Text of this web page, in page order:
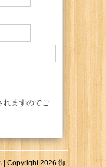
れますのでご
| Copyright 2026 御